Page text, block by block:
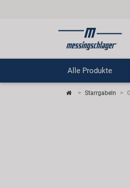
Alle Produkte
Starrgabeln